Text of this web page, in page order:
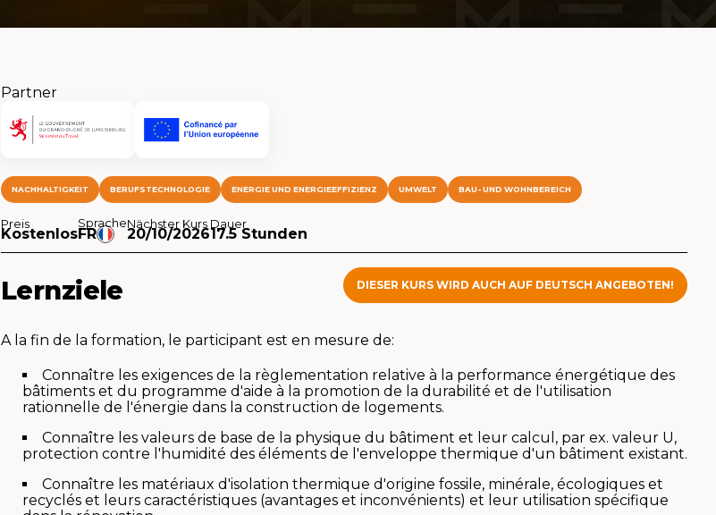
Partner
NACHHALTIGKEIT BERUFSTECHNOLOGIE ENERGIE UND ENERGIEEFFIZIENZ UMWELT BAU- UND WOHNBEREICH
Preis
Kostenlos
Sprache
FR
Nächster Kurs
20/10/2026
Dauer
17.5 Stunden
DIESER KURS WIRD AUCH AUF DEUTSCH ANGEBOTEN!
Lernziele
A la fin de la formation, le participant est en mesure de:
Connaître les exigences de la règlementation relative à la performance énergétique des
bâtiments et du programme d'aide à la promotion de la durabilité et de l'utilisation
rationnelle de l'énergie dans la construction de logements.
Connaître les valeurs de base de la physique du bâtiment et leur calcul, par ex. valeur U,
protection contre l'humidité des éléments de l'enveloppe thermique d'un bâtiment existant.
Connaître les matériaux d'isolation thermique d'origine fossile, minérale, écologiques et
recyclés et leurs caractéristiques (avantages et inconvénients) et leur utilisation spécifique